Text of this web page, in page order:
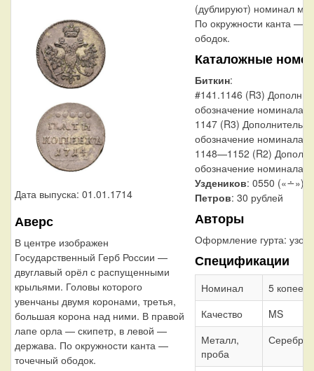
Дата выпуска: 01.01.1714
Аверс
В центре изображен
Государственный Герб России —
двуглавый орёл с распущенными
крыльями. Головы которого
увенчаны двумя коронами, третья,
большая корона над ними. В правой
лапе орла — скипетр, в левой —
держава. По окружности канта —
точечный ободок.
(дублируют) номинал
По окружности канта —
ободок.
Каталожные
Биткин:
#141.1146 (R3)
обозначение номинала
1147 (R3)
обозначение номинала
1148—1152 (R2)
обозначение номинала
Уздеников: 0550 («∸»)
Петров: 30 рублей
Авторы
Оформление гурта:
Спецификации
Номинал
5 копеек
Качество
MS
Металл,
проба
Серебро